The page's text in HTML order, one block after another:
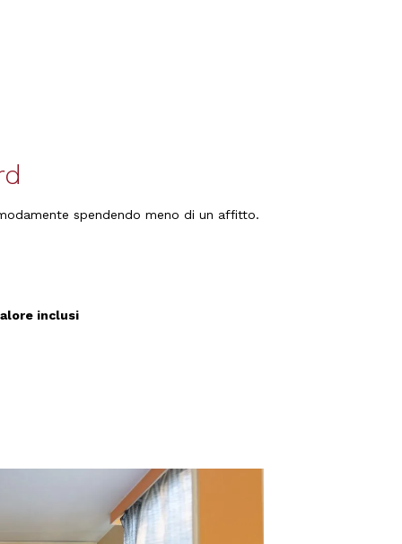
spendendo meno di un affitto.
inclusi